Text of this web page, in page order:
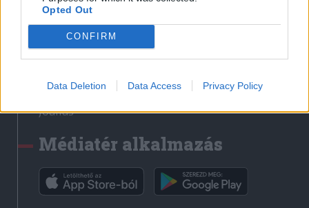
Opted Out
CONFIRM
Data Deletion Data Access Privacy Policy
Bihari Napló
Erdélyi Napló
Főtér
Rádió GaGa
Jóállás
Médiatér alkalmazás